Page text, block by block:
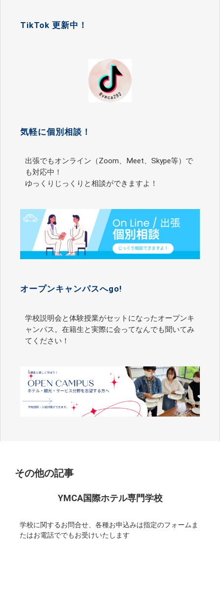
TikTok 更新中！
気軽に個別相談！
出張でもオンライン（Zoom、Meet、Skype等）で
も対応中！
ゆっくりじっくりと相談ができますよ！
オープンキャンパスへgo!
学校説明会と体験授業がセットになったオープンキ
ャンパス。在籍生と実際に会ってなんでも聞いてみ
てください！
その他の記事
YMCA国際ホテル専門学校
学校に関するお問合せ、各種お申込みは指定のフォームま
たはお電話ででもお受けいたします